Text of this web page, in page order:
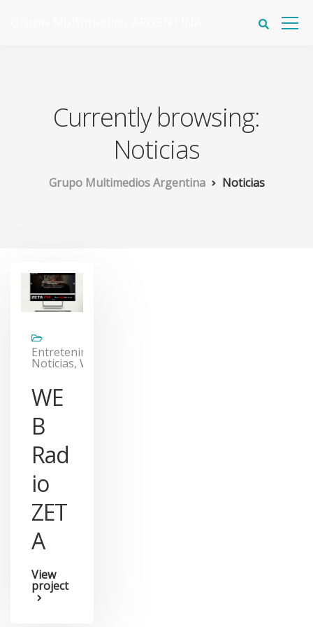
Currently browsing:
Noticias
Grupo Multimedios Argentina Noticias
Entretenimiento,
Noticias, Web
WE
B
Rad
io
ZET
A
View
project